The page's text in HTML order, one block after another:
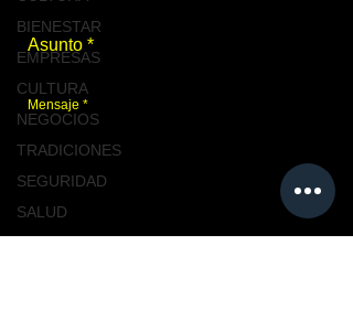
BIENESTAR
EMPRESAS
CULTURA
NEGOCIOS
TRADICIONES
SEGURIDAD
SALUD